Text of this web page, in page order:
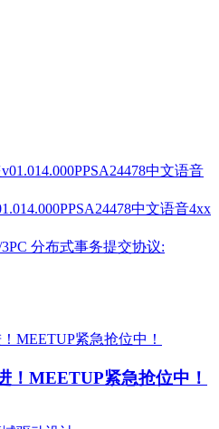
中文语音4xx
分布式事务提交协议:
！MEETUP紧急抢位中！